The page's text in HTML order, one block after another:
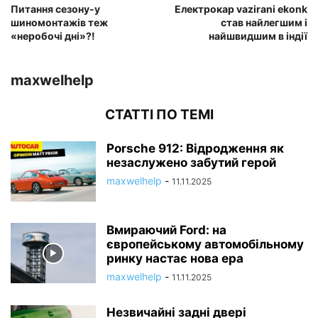
Питання сезону-у
шиномонтажів теж
«неробочі дні»?!
Електрокар vazirani ekonk
став найлегшим і
найшвидшим в індії
maxwelhelp
СТАТТІ ПО ТЕМІ
Porsche 912: Відродження як
незаслужено забутий герой
maxwelhelp - 11.11.2025
Вмираючий Ford: на
європейському автомобільному
ринку настає нова ера
maxwelhelp - 11.11.2025
Незвичайні задні двері